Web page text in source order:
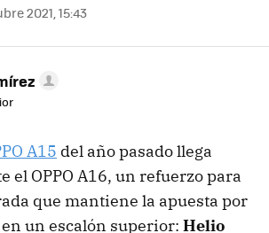
2021, 15:43
A15 del año pasado llega
el OPPO A16, un refuerzo para
que mantiene la apuesta por
un escalón superior: Helio